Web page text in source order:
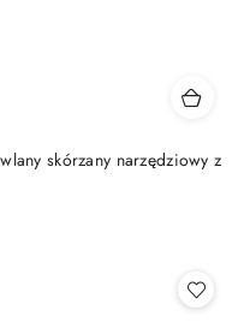
skórzany narzędziowy z